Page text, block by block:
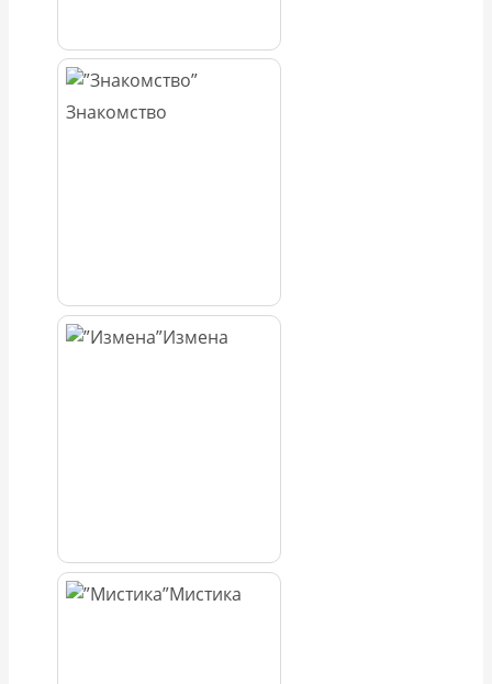
Знакомство
Измена
Мистика